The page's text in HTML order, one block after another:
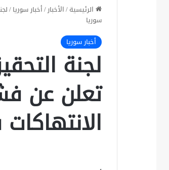
الرئيسية/الأخبار/أخبار سوريا/
سوريا
أخبار سوريا
لجنة
تعلن عن